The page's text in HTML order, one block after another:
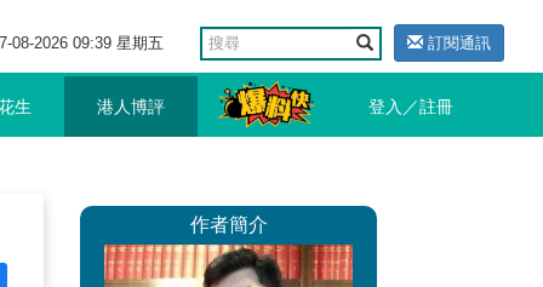
08-2026 09:39 星期五 訂閱通訊
生 港人博評 登入／註冊
作者簡介